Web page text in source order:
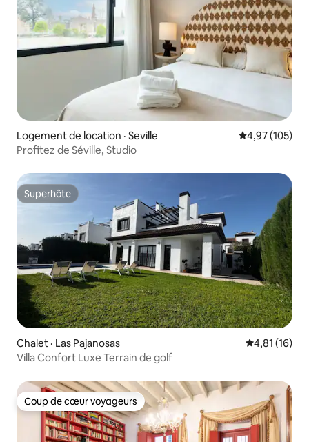
Logement de location · Seville Note
4,97 (105)
Profitez de Séville, Studio
Superhôte
Superhôte
Chalet · Las Pajanosas Note
4,81 (16)
Villa Confort Luxe Terrain de golf
Coup de cœur voyageurs
Coup de cœur voyageurs